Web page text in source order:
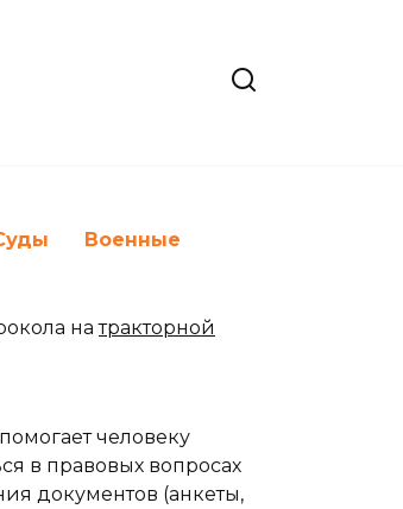
Военные
натракторной
человеку
в правовых вопросах
документов (анкеты,